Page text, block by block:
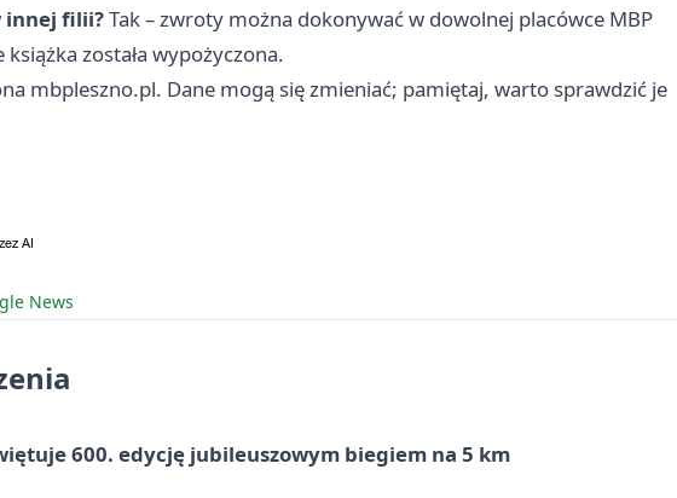
innej filii?Tak – zwroty można dokonywać w dowolnej placówce MBP
została wypożyczona.
mbpleszno.pl. Dane mogą się zmieniać; pamiętaj, warto sprawdzić je
News
600. edycję jubileuszowym biegiem na 5 km